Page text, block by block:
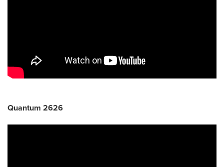
Quantum 2626